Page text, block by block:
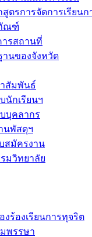
ตรการจัดการเรียนก
ณฑ์
รสถานที่
นของจังหวัด
สัมพันธ์
นักเรียนฯ
บุคลากร
นพัสดุฯ
สมัครงาน
มวิทยาลัย
งร้องเรียนการทุจริต
พรรษา